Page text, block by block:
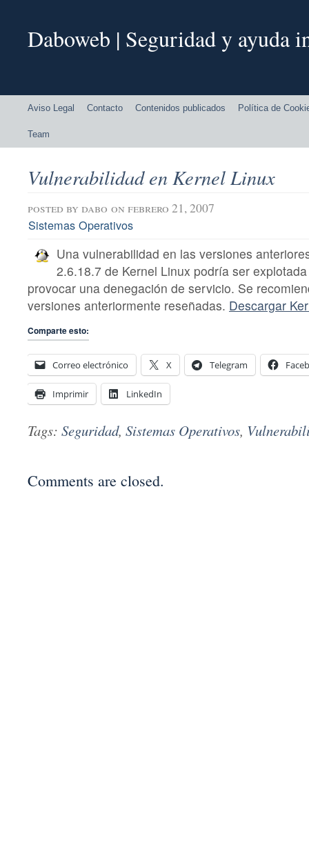
Daboweb | Seguridad y ayuda
Aviso Legal Contacto Contenidos publicados Política de
Team
Vulnerabilidad en Kernel Linux
posted by dabo on febrero 21, 2007
Sistemas Operativos
Una vulnerabilidad en las versiones
2.6.18.7 de Kernel Linux podría ser
provocar una denegación de servicio. Se
versiones anteriormente reseñadas. Descargar
Comparte esto:
Correo electrónico X Telegram
Imprimir LinkedIn
Tags: Seguridad, Sistemas Operativos,
Comments are closed.